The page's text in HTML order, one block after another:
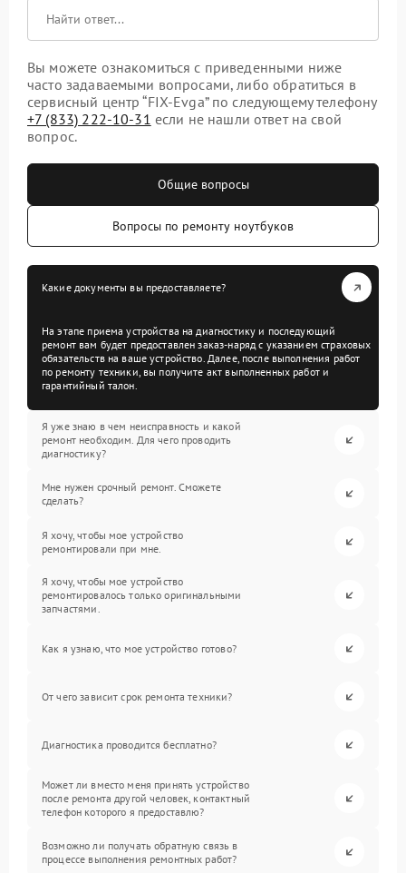
Вы можете ознакомиться с приведенными ниже
часто задаваемыми вопросами, либо обратиться в
сервисный центр “FIX-Evga” по следующему телефону
+7 (833) 222-10-31 если не нашли ответ на свой
вопрос.
Общие вопросы
Вопросы по ремонту ноутбуков
Какие документы вы предоставляете?
На этапе приема устройства на диагностику и последующий
ремонт вам будет предоставлен заказ-наряд с указанием страховых
обязательств на ваше устройство. Далее, после выполнения работ
по ремонту техники, вы получите акт выполненных работ и
гарантийный талон.
Я уже знаю в чем неисправность и какой
ремонт необходим. Для чего проводить
диагностику?
Мне нужен срочный ремонт. Сможете
сделать?
Я хочу, чтобы мое устройство
ремонтировали при мне.
Я хочу, чтобы мое устройство
ремонтировалось только оригинальными
запчастями.
Как я узнаю, что мое устройство готово?
От чего зависит срок ремонта техники?
Диагностика проводится бесплатно?
Может ли вместо меня принять устройство
после ремонта другой человек, контактный
телефон которого я предоставлю?
Возможно ли получать обратную связь в
процессе выполнения ремонтных работ?